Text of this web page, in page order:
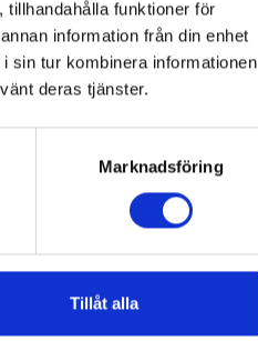
tillhandahålla funktioner för
information från din enhet
sin tur kombinera informationen
deras tjänster.
Marknadsföring
Tillåt alla